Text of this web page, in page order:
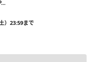
）23:59まで